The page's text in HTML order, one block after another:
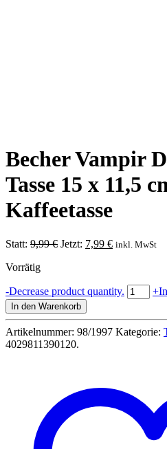
Becher Vampir
Tasse 15 x 11,5
Kaffeetasse
Statt: 9,99€ Ursprünglicher
Jetzt: 7,99 €Aktueller
inkl. MwSt
Vorrätig
-Decrease product quantity. Becher
Vampir
3D
Tasse
XL
Menge
+
In den Warenkorb
Artikelnummer: 98/1997 Kategorie:
4029811390120.